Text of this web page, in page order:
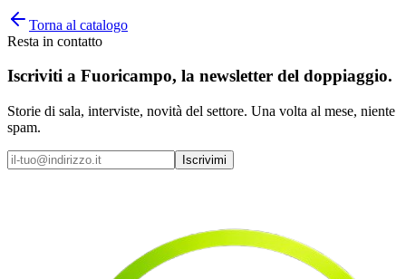
Torna al catalogo
Resta in contatto
Iscriviti a Fuoricampo, la newsletter del doppiaggio.
Storie di sala, interviste, novità del settore. Una volta al mese, niente
spam.
Iscrivimi